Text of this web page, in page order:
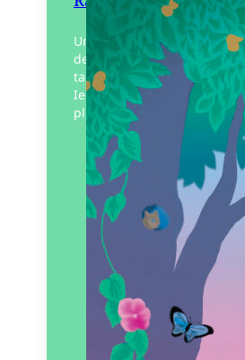
Une réinterprétation
de Raiponce illustré par la
talentueuse illustratrice
Ieda. Une Raiponce dont la
plus de devenir princesse
Éditeur :
Le
Paru le
09/01/2024